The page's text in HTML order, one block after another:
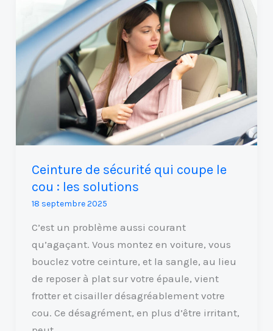
Ceinture de sécurité qui coupe le
cou : les solutions
18 septembre 2025
C’est un problème aussi courant
qu’agaçant. Vous montez en voiture, vous
bouclez votre ceinture, et la sangle, au lieu
de reposer à plat sur votre épaule, vient
frotter et cisailler désagréablement votre
cou. Ce désagrément, en plus d’être irritant,
sécurité
qui
coupe
le
solutions